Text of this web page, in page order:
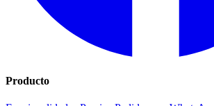
Producto